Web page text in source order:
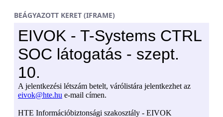
Ugrás a fő tartalomhoz
BEÁGYAZOTT KERET (IFRAME)